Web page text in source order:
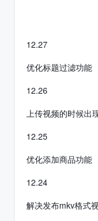
12.27
优化标题过滤功能
12.26
上传视频的时候出
12.25
优化添加商品功能
12.24
解决发布mkv格式